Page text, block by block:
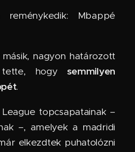
Mbappé
nagyon határozott
tette, hogy semmilyen
.
topcsapatainak –
–, amelyek a madridi
elkezdtek puhatolózni